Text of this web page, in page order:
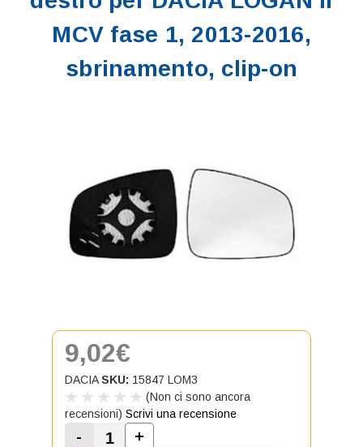
MCV fase 1, 2013-2016,
sbrinamento, clip-on
9,02€
DACIA SKU: 15847 LOM3
(Non ci sono ancora
recensioni) Scrivi una recensione
- +